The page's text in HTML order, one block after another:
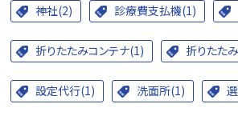
神社(2) 診療費支払機(1)
折りたたみコンテナ(1) 折りたた
設定代行(1) 洗面所(1)